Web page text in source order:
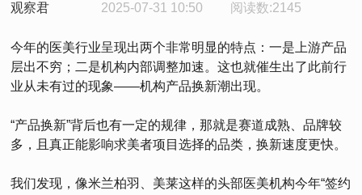
观察君 2025-07-31 10:50 阅读数:2145
今年的医美行业呈现出两个非常明显的特点：一是上游产品
层出不穷；二是机构内部调整加速。这也就催生出了此前行
业从未有过的现象——机构产品换新潮出现。
“产品换新”背后也有一定的规律，那就是赛道成熟、品牌较
多，且真正能影响求美者项目选择的品类，换新速度更快。
我们发现，像米兰柏羽、美莱这样的头部医美机构今年“签约